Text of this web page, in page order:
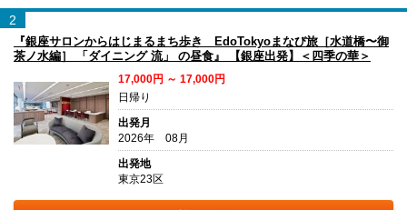
2
『銀座サロンからはじまるまち歩き EdoTokyoまなび旅［水道橋〜御
茶ノ水編］ 「ダイニング 流」 の昼食』 【銀座出発】＜四季の華＞
17,000円 ～ 17,000円
日帰り
出発月
2026年 08月
出発地
東京23区